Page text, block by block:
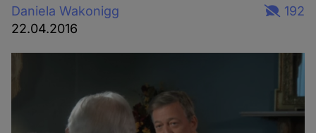
Daniela Wakonigg
22.04.2016
192